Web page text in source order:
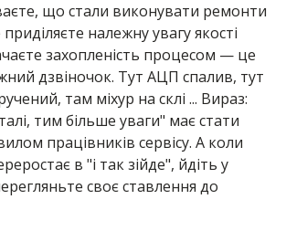
що стали виконувати ремонти
належну увагу якості
захопленість процесом — це
дзвіночок. Тут АЦП спалив, тут
там міхур на склі ... Вираз:
тим більше уваги" має стати
працівників сервісу. А коли
в "і так зійде", йдіть у
своє ставлення до